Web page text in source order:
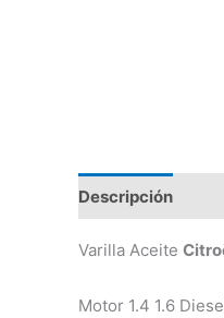
Descripción
Varilla Aceite
Motor 1.4 1.6